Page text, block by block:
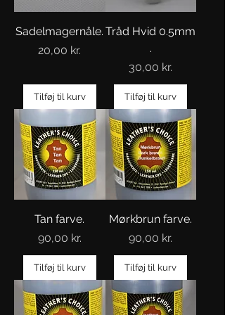
Sadelmagernåle.
Pris
20,00 kr.
Tilføj til kurv
Tråd Hvid 0.5mm
.
Pris
30,00 kr.
Tilføj til kurv
Tan farve.
Pris
90,00 kr.
Tilføj til kurv
Mørkbrun farve.
Pris
90,00 kr.
Tilføj til kurv